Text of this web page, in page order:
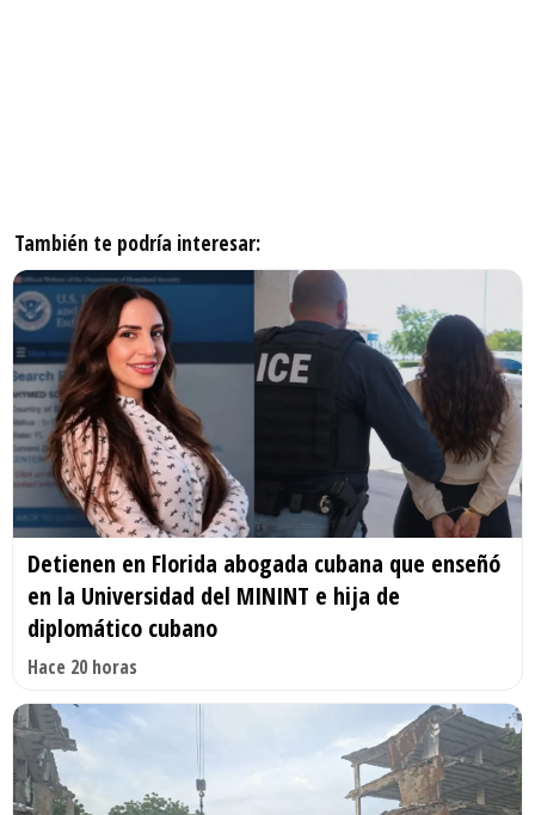
También te podría interesar:
Detienen en Florida abogada cubana que enseñó
en la Universidad del MININT e hija de
diplomático cubano
Hace 20 horas